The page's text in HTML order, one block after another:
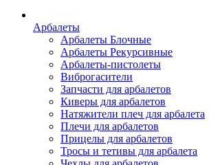
Арбалеты
Арбалеты Блочные
Арбалеты Рекурсивные
Арбалеты-пистолеты
Виброгасители
Запчасти для арбалетов
Киверы для арбалетов
Натяжители плеч для арбалета
Плечи для арбалетов
Прицелы для арбалетов
Тросы и тетивы для арбалета